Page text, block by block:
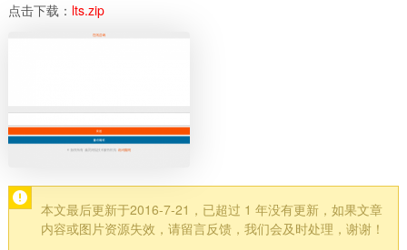
点击下载： lts.zip
本文最后更新于2016-7-21，已超过 1 年没有更新，如果文章
内容或图片资源失效，请留言反馈，我们会及时处理，谢谢！